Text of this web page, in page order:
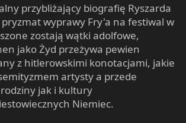
przybliżający biografię Ryszarda
wyprawy Fry'a na festiwal w
zostają wątki adolfowe,
jako Żyd przeżywa pewien
z hitlerowskimi konotacjami, jakie
artysty a przede
jak i kultury
Niemiec.